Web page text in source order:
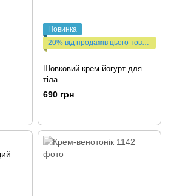
Новинка
20% від продажів цього товару йдуть на виробництво сухих душів та передачу їх ЗСУ
Шовковий крем-йогурт для
тіла
690 грн